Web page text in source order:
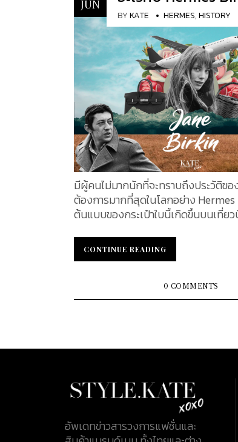
JUN
BYKATE HERMES,HISTORY
มีผู้คนไม่มากนักที่จะทราบถึงประวัติขอ
ต้องการมากที่สุดในโลกอย่าง
ต้นแบบของกระเป๋าใบนี้เกิดขึ้นบนเที่ย
Jean-Louis Dumas (ฌ็อง-หลุยส์ ดูว์ม
แบรนด์ Hermes เขาได้ดีไซน์กระเป๋าใ
Birkin มีความเกี่ยวข้องกับกระเป๋า
ไง เราจะพาคุณไปหาคำตอบพร้อม ๆ กั
CONTINUE READING
CONTINUE READING
0 COMMENTS
อัพเดทข่าวสารวงการแฟชั่นและ